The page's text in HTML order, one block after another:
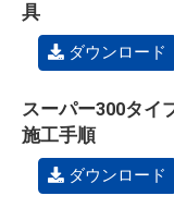
具
ダウンロード
スーパー300タイ
施工手順
ダウンロード